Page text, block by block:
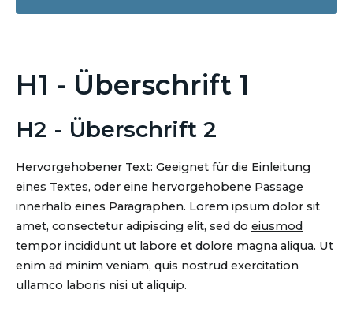
H1 - Überschrift 1
H2 - Überschrift 2
Hervorgehobener Text: Geeignet für die Einleitung
eines Textes, oder eine hervorgehobene Passage
innerhalb eines Paragraphen. Lorem ipsum dolor sit
amet, consectetur adipiscing elit, sed do eiusmod
tempor incididunt ut labore et dolore magna aliqua. Ut
enim ad minim veniam, quis nostrud exercitation
ullamco laboris nisi ut aliquip.